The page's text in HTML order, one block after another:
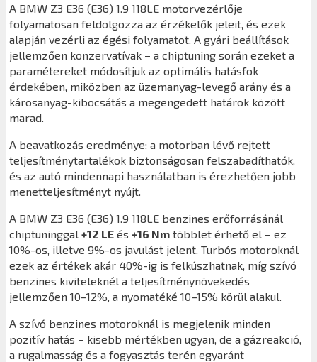
A BMW Z3 E36 (E36) 1.9 118LE motorvezérlője
folyamatosan feldolgozza az érzékelők jeleit, és ezek
alapján vezérli az égési folyamatot. A gyári beállítások
jellemzően konzervatívak – a chiptuning során ezeket a
paramétereket módosítjuk az optimális hatásfok
érdekében, miközben az üzemanyag-levegő arány és a
károsanyag-kibocsátás a megengedett határok között
marad.
A beavatkozás eredménye: a motorban lévő rejtett
teljesítménytartalékok biztonságosan felszabadíthatók,
és az autó mindennapi használatban is érezhetően jobb
menetteljesítményt nyújt.
A BMW Z3 E36 (E36) 1.9 118LE benzines erőforrásánál
chiptuninggal +12 LE és +16 Nm többlet érhető el – ez
10%-os, illetve 9%-os javulást jelent. Turbós motoroknál
ezek az értékek akár 40%-ig is felkúszhatnak, míg szívó
benzines kiviteleknél a teljesítménynövekedés
jellemzően 10–12%, a nyomatéké 10–15% körül alakul.
A szívó benzines motoroknál is megjelenik minden
pozitív hatás – kisebb mértékben ugyan, de a gázreakció,
a rugalmasság és a fogyasztás terén egyaránt